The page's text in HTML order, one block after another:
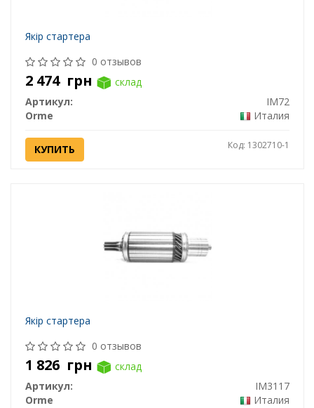
Якір стартера
0 отзывов
2 474 грн
склад
Артикул:
IM72
Orme
Италия
КУПИТЬ Код: 1302710-1
Якір стартера
0 отзывов
1 826 грн
склад
Артикул:
IM3117
Orme
Италия